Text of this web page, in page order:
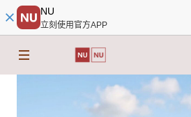
NU
立刻使用官方APP